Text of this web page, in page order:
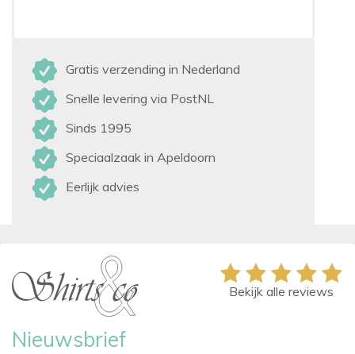
Gratis verzending in Nederland
Snelle levering via PostNL
Sinds 1995
Speciaalzaak in Apeldoorn
Eerlijk advies
Nieuwsbrief
Bekijk alle reviews